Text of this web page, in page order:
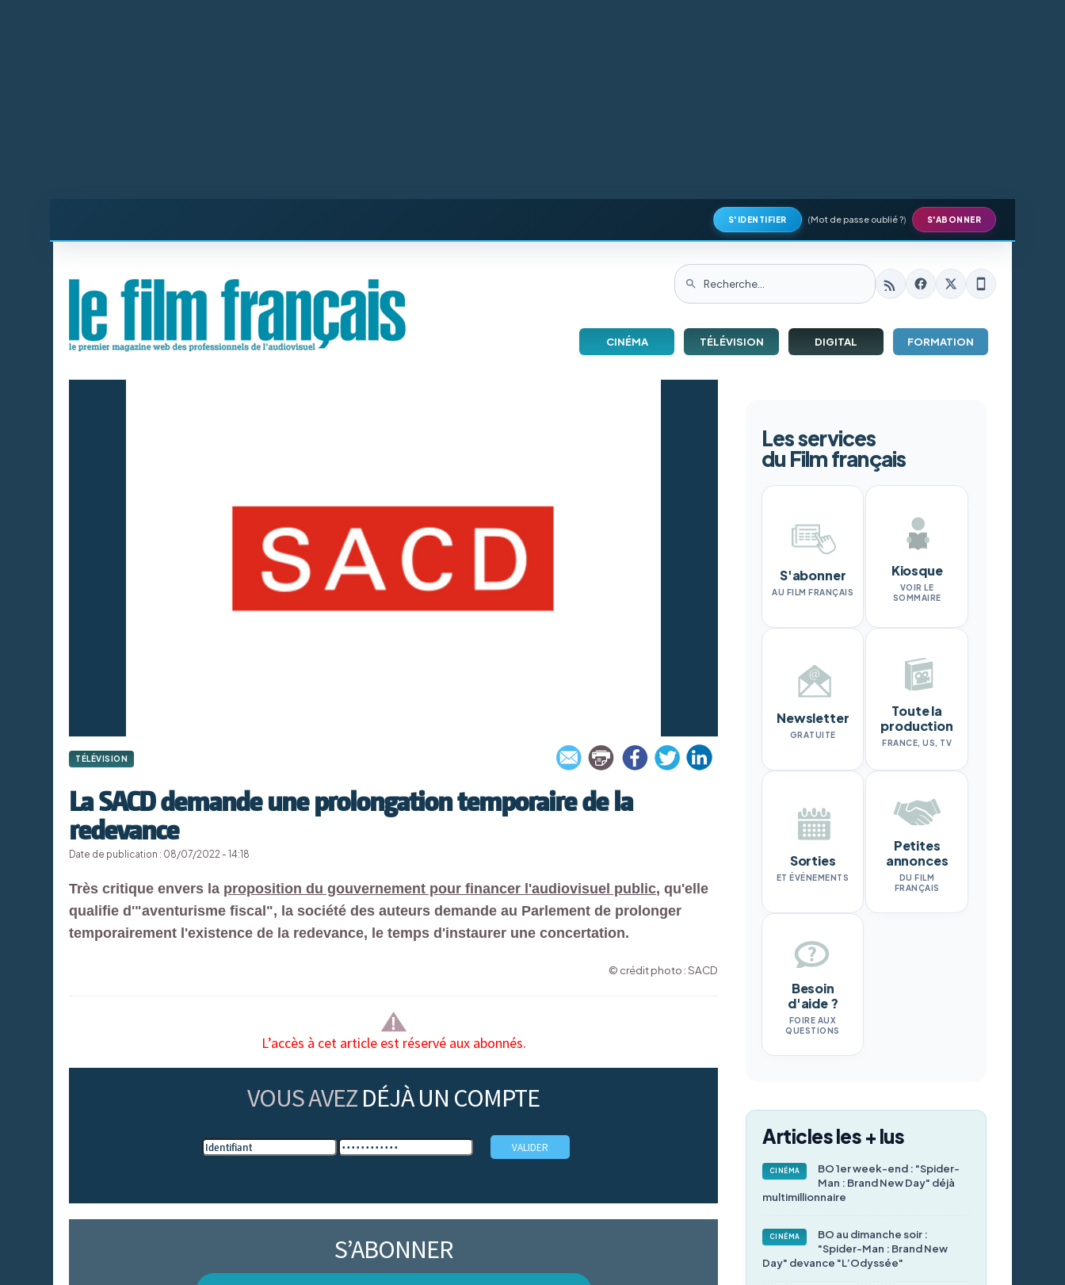
S'IDENTIFIER (Mot de passe oublié ?) S'ABONNER
CINÉMA TÉLÉVISION DIGITAL FORMATION
TÉLÉVISION
La SACD demande une prolongation temporaire de la
redevance
Date de publication : 08/07/2022 - 14:18
Très critique envers la proposition du gouvernement pour financer l'audiovisuel public, qu'elle
qualifie d'"aventurisme fiscal", la société des auteurs demande au Parlement de prolonger
temporairement l'existence de la redevance, le temps d'instaurer une concertation.
© crédit photo : SACD
L’accès à cet article est réservé aux abonnés.
VOUS AVEZ DÉJÀ UN COMPTE
S’ABONNER
Les services
du Film français
S'abonner
AU FILM FRANÇAIS
Kiosque
VOIR LE
SOMMAIRE
Newsletter
GRATUITE
Toute la
production
FRANCE, US, TV
Sorties
ET ÉVÉNEMENTS
Petites
annonces
DU FILM
FRANÇAIS
Besoin
d'aide ?
FOIRE AUX
QUESTIONS
Articles les + lus
CINÉMA
BO 1er week-end : "Spider-
Man : Brand New Day" déjà
multimillionnaire
CINÉMA
BO au dimanche soir :
"Spider-Man : Brand New
Day" devance "L’Odyssée"